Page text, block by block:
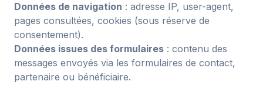
Données de navigation : adresse IP, user-agent,
pages consultées, cookies (sous réserve de
consentement).
Données issues des formulaires : contenu des
messages envoyés via les formulaires de contact,
partenaire ou bénéficiaire.